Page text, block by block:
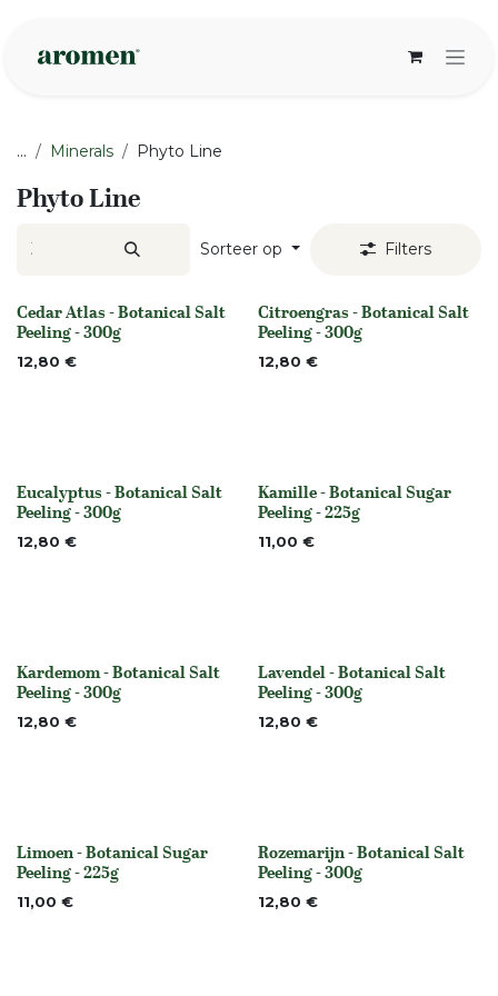
... Minerals Phyto Line
Phyto Line
Sorteer op Filters
None
Cedar Atlas - Botanical Salt
Peeling - 300g
12,80 €
None
Citroengras - Botanical Salt
Peeling - 300g
12,80 €
None
Eucalyptus - Botanical Salt
Peeling - 300g
12,80 €
None
Kamille - Botanical Sugar
Peeling - 225g
11,00 €
None
Kardemom - Botanical Salt
Peeling - 300g
12,80 €
None
Lavendel - Botanical Salt
Peeling - 300g
12,80 €
None
Limoen - Botanical Sugar
Peeling - 225g
11,00 €
None
Rozemarijn - Botanical Salt
Peeling - 300g
12,80 €